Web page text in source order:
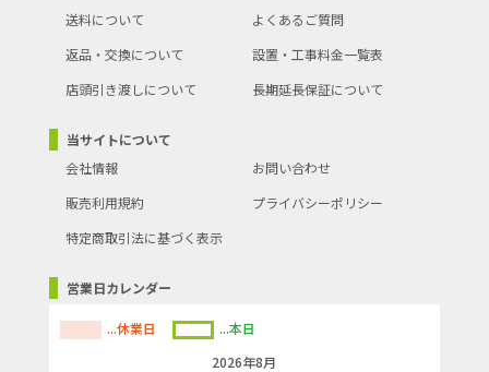
送料について
よくあるご質問
返品・交換について
設置・工事料金一覧表
店頭引き渡しについて
長期延長保証について
当サイトについて
会社情報
お問い合わせ
販売利用規約
プライバシーポリシー
特定商取引法に基づく表示
営業日カレンダー
...休業日
...本日
2026年8月